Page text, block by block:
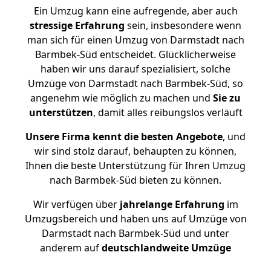
Ein Umzug kann eine aufregende, aber auch
stressige Erfahrung sein, insbesondere wenn
man sich für einen Umzug von Darmstadt nach
Barmbek-Süd entscheidet. Glücklicherweise
haben wir uns darauf spezialisiert, solche
Umzüge von Darmstadt nach Barmbek-Süd, so
angenehm wie möglich zu machen und Sie zu
unterstützen, damit alles reibungslos verläuft
Unsere Firma kennt die besten Angebote, und
wir sind stolz darauf, behaupten zu können,
Ihnen die beste Unterstützung für Ihren Umzug
nach Barmbek-Süd bieten zu können.
Wir verfügen überjahrelange Erfahrung im
Umzugsbereich und haben uns auf Umzüge von
Darmstadt nach Barmbek-Süd und unter
anderem aufdeutschlandweite Umzüge